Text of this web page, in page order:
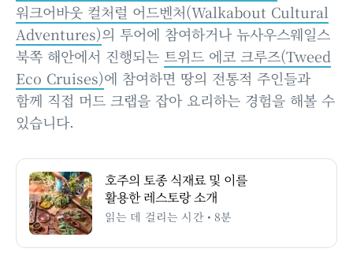
워크어바웃 컬처럴 어드벤처(Walkabout Cultural
Adventures)의 투어에 참여하거나 뉴사우스웨일스
북쪽 해안에서 진행되는 트위드 에코 크루즈(Tweed
Eco Cruises)에 참여하면 땅의 전통적 주인들과
함께 직접 머드 크랩을 잡아 요리하는 경험을 해볼 수
있습니다.
호주의 토종 식재료 및 이를
활용한 레스토랑 소개
읽는 데 걸리는 시간 • 8분